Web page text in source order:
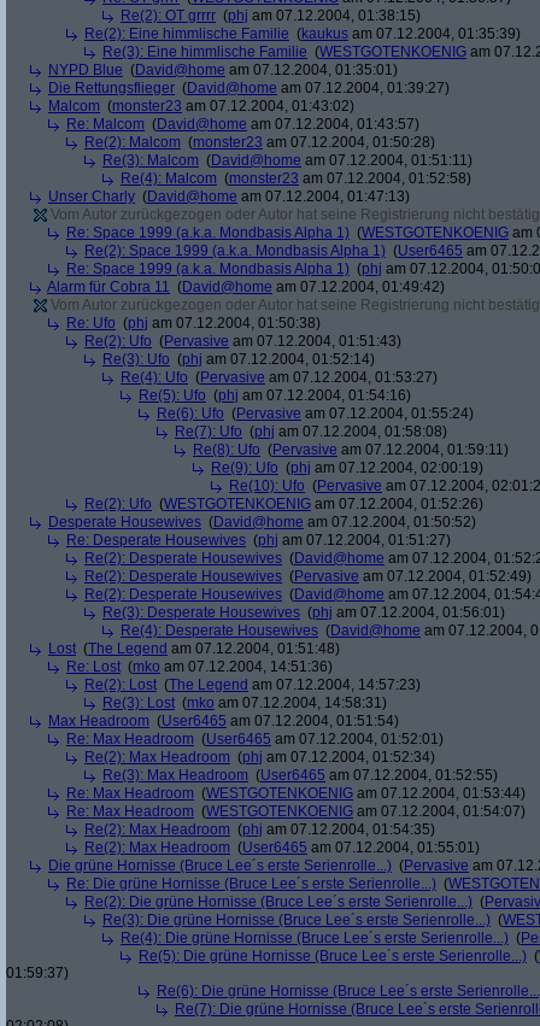
Re(2): OT grrrr (phj am 07.12.2004, 01:38:15)
Re(2): Eine himmlische Familie (kaukus am 07.12.2004, 01:35:39)
Re(3): Eine himmlische Familie (WESTGOTENKOENIG am
NYPD Blue (David@home am 07.12.2004, 01:35:01)
Die Rettungsflieger (David@home am 07.12.2004, 01:39:27)
Malcom (monster23 am 07.12.2004, 01:43:02)
Re: Malcom (David@home am 07.12.2004, 01:43:57)
Re(2): Malcom (monster23 am 07.12.2004, 01:50:28)
Re(3): Malcom (David@home am 07.12.2004, 01:51:11)
Re(4): Malcom (monster23 am 07.12.2004, 01:52:58)
Unser Charly (David@home am 07.12.2004, 01:47:13)
Vom Autor zurückgezogen oder Autor hat seine Registrierung nicht
Re: Space 1999 (a.k.a. Mondbasis Alpha 1) (WESTGOTENKOENIG am
Re(2): Space 1999 (a.k.a. Mondbasis Alpha 1) (User6465 am
Re: Space 1999 (a.k.a. Mondbasis Alpha 1) (phj am 07.12.2004,
Alarm für Cobra 11 (David@home am 07.12.2004, 01:49:42)
Vom Autor zurückgezogen oder Autor hat seine Registrierung nicht
Re: Ufo (phj am 07.12.2004, 01:50:38)
Re(2): Ufo (Pervasive am 07.12.2004, 01:51:43)
Re(3): Ufo (phj am 07.12.2004, 01:52:14)
Re(4): Ufo (Pervasive am 07.12.2004, 01:53:27)
Re(5): Ufo (phj am 07.12.2004, 01:54:16)
Re(6): Ufo (Pervasive am 07.12.2004, 01:55:24)
Re(7): Ufo (phj am 07.12.2004, 01:58:08)
Re(8): Ufo (Pervasive am 07.12.2004, 01:59:11)
Re(9): Ufo (phj am 07.12.2004, 02:00:19)
Re(10): Ufo (Pervasive am 07.12.2004,
Re(2): Ufo (WESTGOTENKOENIG am 07.12.2004, 01:52:26)
Desperate Housewives (David@home am 07.12.2004, 01:50:52)
Re: Desperate Housewives (phj am 07.12.2004, 01:51:27)
Re(2): Desperate Housewives (David@home am 07.12.2004,
Re(2): Desperate Housewives (Pervasive am 07.12.2004, 01:52:49)
Re(2): Desperate Housewives (David@home am 07.12.2004,
Re(3): Desperate Housewives (phj am 07.12.2004, 01:56:01)
Re(4): Desperate Housewives (David@home am 07.12.2004,
Lost (The Legend am 07.12.2004, 01:51:48)
Re: Lost (mko am 07.12.2004, 14:51:36)
Re(2): Lost (The Legend am 07.12.2004, 14:57:23)
Re(3): Lost (mko am 07.12.2004, 14:58:31)
Max Headroom (User6465 am 07.12.2004, 01:51:54)
Re: Max Headroom (User6465 am 07.12.2004, 01:52:01)
Re(2): Max Headroom (phj am 07.12.2004, 01:52:34)
Re(3): Max Headroom (User6465 am 07.12.2004, 01:52:55)
Re: Max Headroom (WESTGOTENKOENIG am 07.12.2004, 01:53:44)
Re: Max Headroom (WESTGOTENKOENIG am 07.12.2004, 01:54:07)
Re(2): Max Headroom (phj am 07.12.2004, 01:54:35)
Re(2): Max Headroom (User6465 am 07.12.2004, 01:55:01)
Die grüne Hornisse (Bruce Lee´s erste Serienrolle...) (Pervasive am
Re: Die grüne Hornisse (Bruce Lee´s erste Serienrolle...) (
Re(2): Die grüne Hornisse (Bruce Lee´s erste Serienrolle...) (
Re(3): Die grüne Hornisse (Bruce Lee´s erste Serienrolle...) (
Re(4): Die grüne Hornisse (Bruce Lee´s erste Serienrolle...) (
Re(5): Die grüne Hornisse (Bruce Lee´s erste Serienrolle...) (
01:59:37)
Re(6): Die grüne Hornisse (Bruce Lee´s erste
Re(7): Die grüne Hornisse (Bruce Lee´s erste